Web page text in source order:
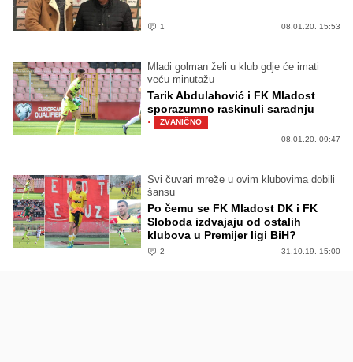
1 08.01.20. 15:53
Mladi golman želi u klub gdje će imati
veću minutažu
Tarik Abdulahović i FK Mladost
sporazumno raskinuli saradnju
·
ZVANIČNO
08.01.20. 09:47
Svi čuvari mreže u ovim klubovima dobili
šansu
Po čemu se FK Mladost DK i FK
Sloboda izdvajaju od ostalih
klubova u Premijer ligi BiH?
2 31.10.19. 15:00